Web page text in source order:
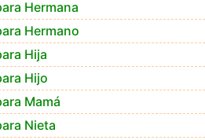
Año Nuevo Gaston